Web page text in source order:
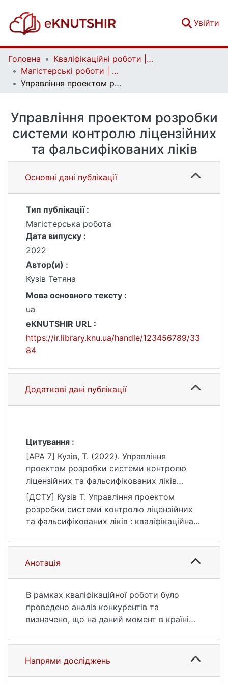
Увійти
Головна
Кваліфікаційні роботи | Qualifying works
Магістерські роботи | Master's theses
Управління проектом розробки системи контролю ліцензійних та фальсифікованих ліків
Управління проектом розробки
системи контролю ліцензійних
та фальсифікованих ліків
Основні дані публікації
Тип публікації :
Магістерська робота
Дата випуску :
2022
Автор(и) :
Кузів Тетяна
Мова основного тексту :
ua
eKNUTSHIR URL :
https://ir.library.knu.ua/handle/123456789/33
84
Додаткові дані публікації
Цитування :
[APA 7] Кузів, Т. (2022). Управління
проектом розробки системи контролю
ліцензійних та фальсифікованих ліків
[Магістерська робота, Київський
національний університет імені Тараса
Шевченка]. eKNUTSHIR.
84
[ДСТУ] Кузів Т. Управління проектом
розробки системи контролю ліцензійних
та фальсифікованих ліків : кваліфікаційна
технології. Київ, 2022. 105 с. URL:
https://ir.library.knu.ua/handle/123456789/33
84 (дата звернення: 25.07.2026).
Анотація
В рамках кваліфікаційної роботи було
проведено аналіз конкурентів та
визначено, що на даний момент в країні
ліки на всіх ланцюгах поставки до
споживача, проведено аналітичний аналіз,
який дозволяє оцінити сильні та слабкі
Напрями досліджень